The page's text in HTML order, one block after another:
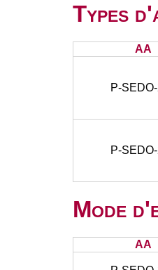
Types
AA
P-
P-
Mode
AA